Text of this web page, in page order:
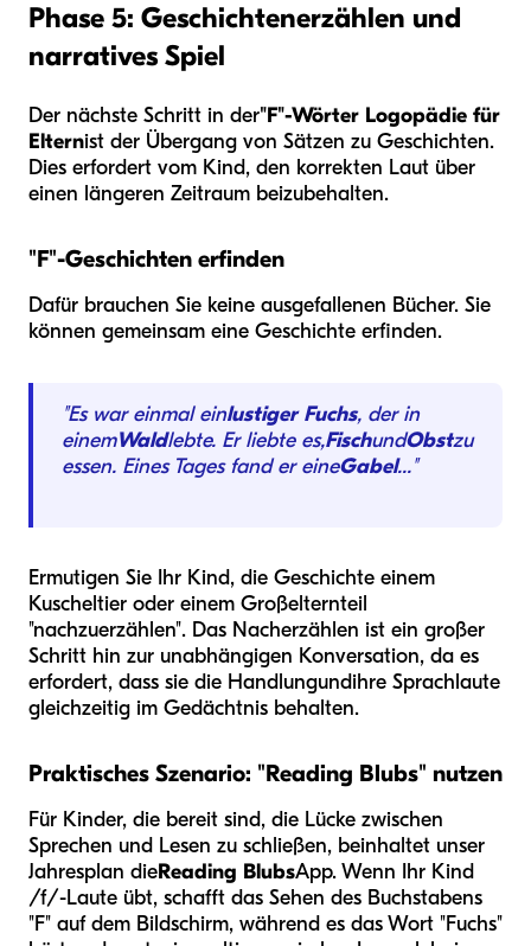
Phase 5: Geschichtenerzählen und
narratives Spiel
Der nächste Schritt in der"F"-Wörter Logopädie für
Elternist der Übergang von Sätzen zu Geschichten.
Dies erfordert vom Kind, den korrekten Laut über
einen längeren Zeitraum beizubehalten.
"F"-Geschichten erfinden
Dafür brauchen Sie keine ausgefallenen Bücher. Sie
können gemeinsam eine Geschichte erfinden.
"Es war einmal einlustiger Fuchs, der in
einemWaldlebte. Er liebte es,FischundObstzu
essen. Eines Tages fand er eineGabel..."
Ermutigen Sie Ihr Kind, die Geschichte einem
Kuscheltier oder einem Großelternteil
"nachzuerzählen". Das Nacherzählen ist ein großer
Schritt hin zur unabhängigen Konversation, da es
erfordert, dass sie die Handlungundihre Sprachlaute
gleichzeitig im Gedächtnis behalten.
Praktisches Szenario: "Reading Blubs" nutzen
Für Kinder, die bereit sind, die Lücke zwischen
Sprechen und Lesen zu schließen, beinhaltet unser
Jahresplan dieReading BlubsApp. Wenn Ihr Kind
/f/-Laute übt, schafft das Sehen des Buchstabens
"F" auf dem Bildschirm, während es das Wort "Fuchs"